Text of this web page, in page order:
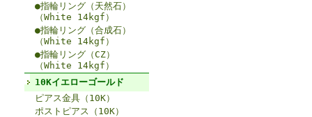
●指輪リング（天然石）
（White 14kgf）
●指輪リング（合成石）
（White 14kgf）
●指輪リング（CZ）
（White 14kgf）
10Kイエローゴールド
ピアス金具（10K）
ポストピアス（10K）